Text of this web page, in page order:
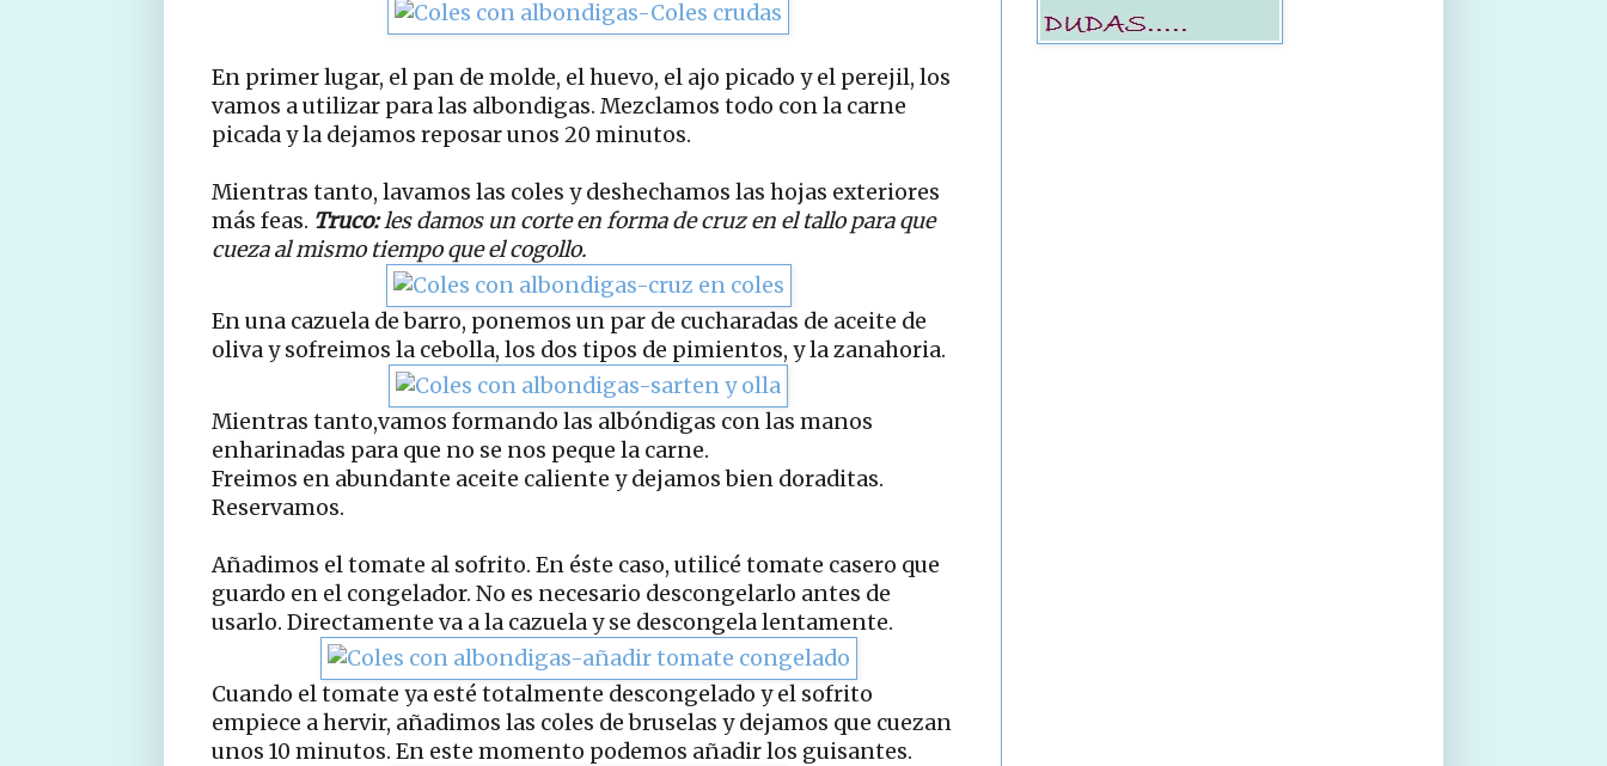
En primer lugar, el pan de molde, el huevo, el ajo picado y el perejil, los
vamos a utilizar para las albondigas. Mezclamos todo con la carne
picada y la dejamos reposar unos 20 minutos.
Mientras tanto, lavamos las coles y deshechamos las hojas exteriores
más feas. Truco:les damos un corte en forma de cruz en el tallo para que
cueza al mismo tiempo que el cogollo.
En una cazuela de barro, ponemos un par de cucharadas de aceite de
oliva y sofreimos la cebolla, los dos tipos de pimientos, y la zanahoria.
Mientras tanto,vamos formando las albóndigas con las manos
enharinadas para que no se nos peque la carne.
Freimos en abundante aceite caliente y dejamos bien doraditas.
Reservamos.
Añadimos el tomate al sofrito. En éste caso, utilicé tomate casero que
guardo en el congelador. No es necesario descongelarlo antes de
usarlo. Directamente va a la cazuela y se descongela lentamente.
Cuando el tomate ya esté totalmente descongelado y el sofrito
empiece a hervir, añadimos las coles de bruselas y dejamos que cuezan
unos 10 minutos. En este momento podemos añadir los guisantes.